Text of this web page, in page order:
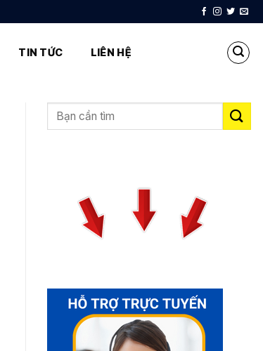
TIN TỨC LIÊN HỆ